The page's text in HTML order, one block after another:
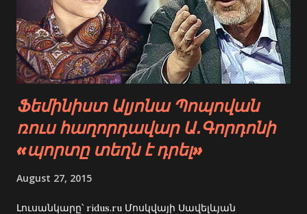
Ֆեմինիստ Ալյոնա Պոպովան
ռուս հաղորդավար Ա․Գորդոնի
«պորտը տեղն է դրել»
August 27, 2015
Լուսանկարը՝ ridus.ru Մոսկվայի Սավելևյան